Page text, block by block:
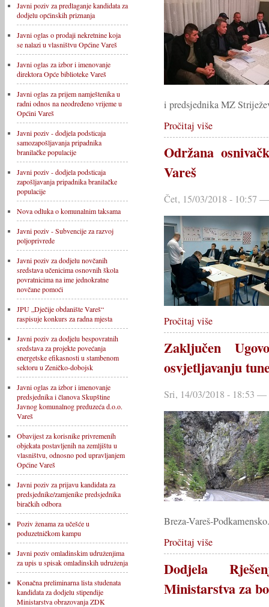
Javni poziv za predlaganje kandidata za
dodjelu općinskih priznanja
Javni oglas o prodaji nekretnine koja
se nalazi u vlasništvu Općine Vareš
Javni oglas za izbor i imenovanje
direktora Opće biblioteke Vareš
Javni oglas za prijem namještenika u
radni odnos na neodređeno vrijeme u
Općini Vareš
Javni poziv - dodjela podsticaja
samozapošljavanja pripadnika
branilačke populacije
Javni poziv - dodjela podsticaja
zapošljavanja pripadnika branilačke
populacije
Nova odluka o komunalnim taksama
Javni poziv - Subvencije za razvoj
poljoprivrede
Javni poziv za dodjelu novčanih
sredstava učenicima osnovnih škola
povratnicima na ime jednokratne
novčane pomoći
JPU „Dječije obdanište Vareš“
raspisuje konkurs za radna mjesta
Javni poziv za dodjelu bespovratnih
sredstava za projekte povećanja
energetske efikasnosti u stambenom
sektoru u Zeničko-dobojsk
Javni oglas za izbor i imenovanje
predsjednika i članova Skupštine
Javnog komunalnog preduzeća d.o.o.
Vareš
Obavijest za korisnike privremenih
objekata postavljenih na zemljištu u
vlasništvu, odnosno pod upravljanjem
Općine Vareš
Javni poziv za prijavu kandidata za
predsjednike/zamjenike predsjednika
biračkih odbora
Poziv ženama za učešće u
poduzetničkom kampu
Javni poziv omladinskim udruženjima
za upis u spisak omladinskih udruženja
Konačna preliminarna lista studenata
kandidata za dodjelu stipendije
Ministarstva obrazovanja ZDK
i predsjednika MZ
Pročitaj više
Održana
Vareš
Čet, 15/03/2018 - 10:57
Pročitaj više
Zaključen
osvjetljavanju
Sri, 14/03/2018 - 18:53
Breza-Vareš-Podkamensko.
Pročitaj više
Dodjela
Ministarstva za